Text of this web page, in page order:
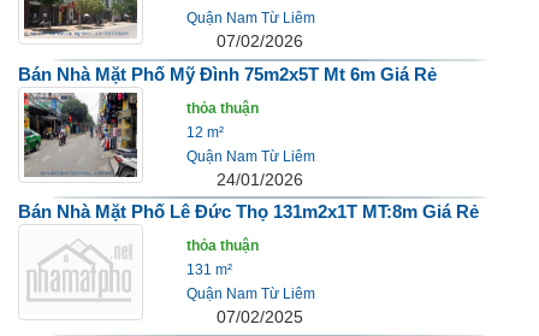
Quận Nam Từ Liêm
07/02/2026
Bán Nhà Mặt Phố Mỹ Đình 75m2x5T Mt 6m Giá Rẻ
thỏa thuận
12 m²
Quận Nam Từ Liêm
24/01/2026
Bán Nhà Mặt Phố Lê Đức Thọ 131m2x1T MT:8m Giá Rẻ
thỏa thuận
131 m²
Quận Nam Từ Liêm
07/02/2025